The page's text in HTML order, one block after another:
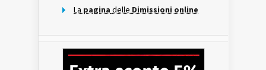
La pagina delle Dimissioni online